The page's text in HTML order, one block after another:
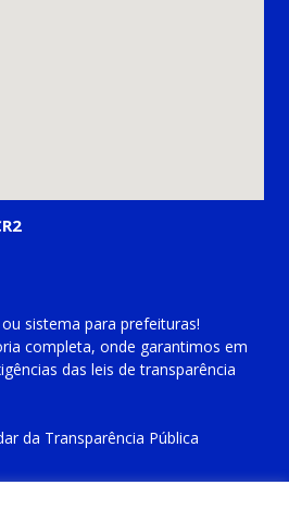
ou sistema para prefeituras!
completa, onde garantimos em
das leis de transparência
da Transparência Pública